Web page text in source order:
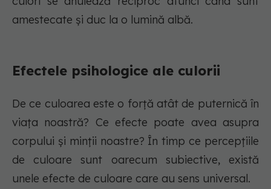
amestecate și duc la o lumină albă.
Efectele psihologice ale culorii
De ce culoarea este o forță atât de puternică în
viața noastră? Ce efecte poate avea asupra
corpului și minții noastre? În timp ce percepțiile
de culoare sunt oarecum subiective, există
unele efecte de culoare care au sens universal.